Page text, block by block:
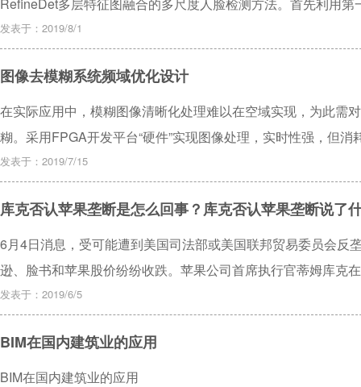
上粗略预估人脸位置；然后在第二级中通过特征金字塔网络将
脸的语义信息；最后，通过置信度和焦点损失函数对检测框进
脸候选区域的宽高比只设置为1:1，以此来降低运算量并提高
果表明，该方法能有效检测不同尺度的人脸，在Easy、
93.4%、92%、84.4%的MAP，尤其对小尺寸人脸的检测精度
发表于：2019/8/1
图像去模糊系统频域优化设计
在实际应用中，模糊图像清晰化处理难以在空域实现，为此需
糊。采用FPGA开发平台“硬件”实现图像处理，实时性强，但
了一种“软硬结合”的设计方案，以DE1-SoC开发板为硬件平台
合器、频域转换模块等，并映射到HPS中，HPS利用HPS-
用Linux C编程在HPS中对模糊图像频谱图进行模糊尺度及角
法进行复原，实现图像盲去模糊。系统应用基2-DIT-FFT对图
通用频域转换模块，提高了图像频域转换精度，减少硬件资源
发表于：2019/7/15
库克否认苹果垄断是怎么回事？库克否认苹果垄断说了
6月4日消息，受可能遭到美国司法部或美国联邦贸易委员会反
逊、脸书和苹果股价纷纷收跌。苹果公司首席执行官蒂姆库克
手机市场的非主导地位证明它不是垄断者。
发表于：2019/6/5
BIM在国内建筑业的应用
BIM在国内建筑业的应用